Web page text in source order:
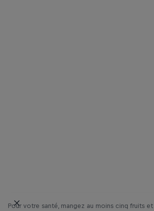
Pour votre santé, mangez au moins cinq fruits et